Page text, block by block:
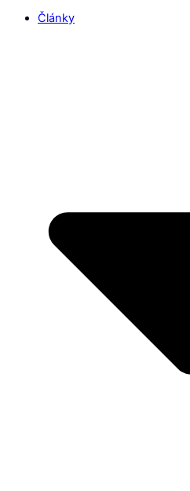
Články